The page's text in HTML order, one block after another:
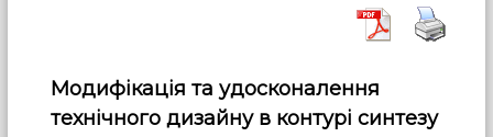
Модифікація та удосконалення
технічного дизайну в контурі синтезу